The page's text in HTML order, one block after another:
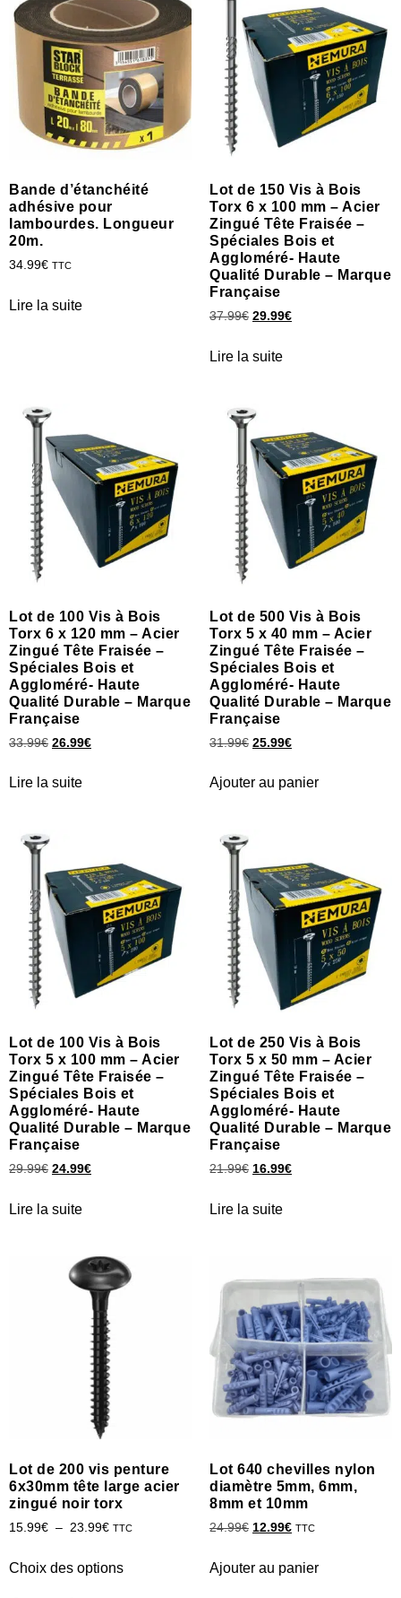
Bande d’étanchéité
adhésive pour
lambourdes. Longueur
20m.
34.99€ TTC
Lire la suite
Lot de 150 Vis à Bois
Torx 6 x 100 mm – Acier
Zingué Tête Fraisée –
Spéciales Bois et
Aggloméré- Haute
Qualité Durable – Marque
Française
37.99€ 29.99€
Lire la suite
Lot de 100 Vis à Bois
Torx 6 x 120 mm – Acier
Zingué Tête Fraisée –
Spéciales Bois et
Aggloméré- Haute
Qualité Durable – Marque
Française
33.99€ 26.99€
Lire la suite
Lot de 500 Vis à Bois
Torx 5 x 40 mm – Acier
Zingué Tête Fraisée –
Spéciales Bois et
Aggloméré- Haute
Qualité Durable – Marque
Française
31.99€ 25.99€
Ajouter au panier
Lot de 100 Vis à Bois
Torx 5 x 100 mm – Acier
Zingué Tête Fraisée –
Spéciales Bois et
Aggloméré- Haute
Qualité Durable – Marque
Française
29.99€ 24.99€
Lire la suite
Lot de 250 Vis à Bois
Torx 5 x 50 mm – Acier
Zingué Tête Fraisée –
Spéciales Bois et
Aggloméré- Haute
Qualité Durable – Marque
Française
21.99€ 16.99€
Lire la suite
Lot de 200 vis penture
6x30mm tête large acier
zingué noir torx
15.99€ – 23.99€ TTC
Choix des options
Lot 640 chevilles nylon
diamètre 5mm, 6mm,
8mm et 10mm
24.99€ 12.99€ TTC
Ajouter au panier